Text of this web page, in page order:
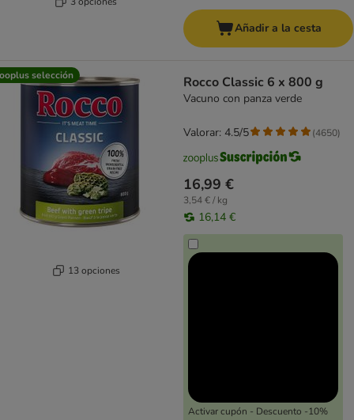
Añadir a la cesta
selección
13 opciones
Rocco Classic 6 x 800 g
Vacuno con panza verde
16,99 €
3,54 € / kg
16,14 €
Activar cupón - Descuento -10%
Valorar: 4.5/5 (4650)